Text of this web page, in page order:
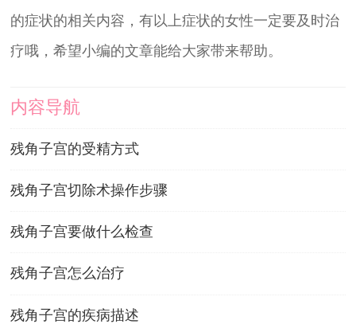
的症状的相关内容，有以上症状的女性一定要及时治
疗哦，希望小编的文章能给大家带来帮助。
内容导航
残角子宫的受精方式
残角子宫切除术操作步骤
残角子宫要做什么检查
残角子宫怎么治疗
残角子宫的疾病描述